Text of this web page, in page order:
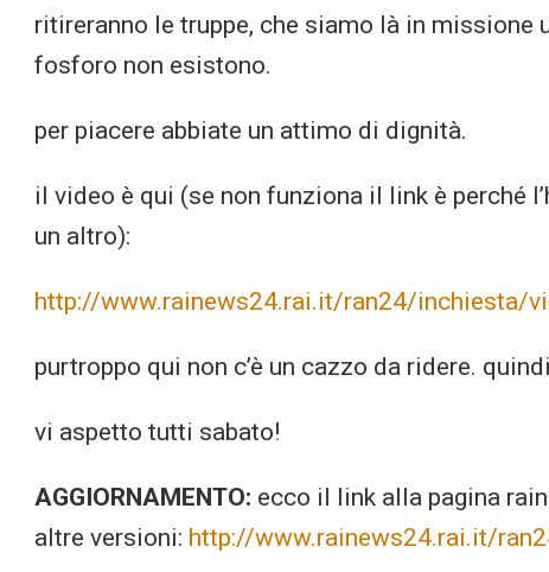
ritireranno le truppe, che siamo là in missione
fosforo non esistono.
per piacere abbiate un attimo di dignità.
il video è qui (se non funziona il link è perché
un altro):
http://www.rainews24.rai.it/ran24/inchiesta/
purtroppo qui non c’è un cazzo da ridere.
vi aspetto tutti sabato!
AGGIORNAMENTO: ecco il link alla pagina
altre versioni: http://www.rainews24.rai.it/